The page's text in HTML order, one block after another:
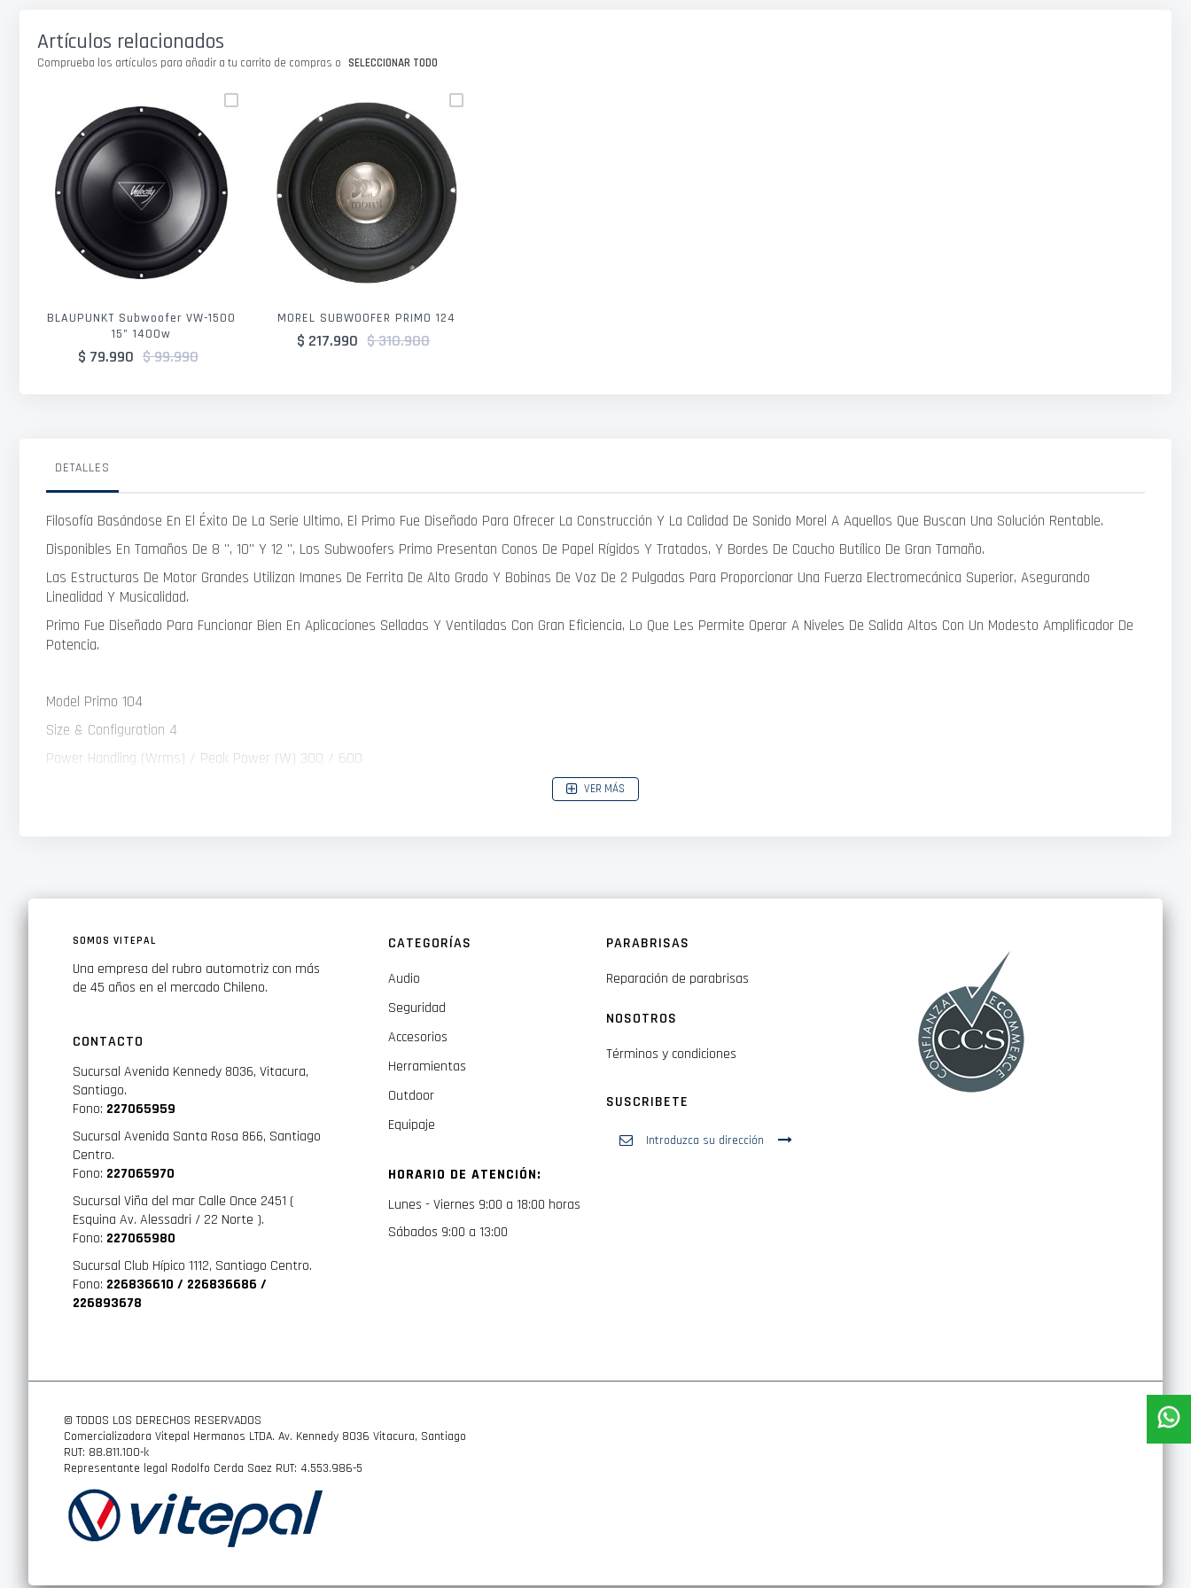
imágenes
Artículos relacionados
Comprueba los artículos para añadir a tu carrito de compras o SELECCIONAR TODO
BLAUPUNKT Subwoofer VW-1500
15" 1400w
$ 79.990 $ 99.990
MOREL SUBWOOFER PRIMO 124
$ 217.990 $ 310.900
DETALLES
Filosofía Basándose En El Éxito De La Serie Ultimo, El Primo Fue Diseñado Para Ofrecer La Construcción Y La Calidad De Sonido Morel A Aquellos Que Buscan Una Solución Rentable.
Disponibles En Tamaños De 8 ", 10" Y 12 ", Los Subwoofers Primo Presentan Conos De Papel Rígidos Y Tratados, Y Bordes De Caucho Butílico De Gran Tamaño.
Las Estructuras De Motor Grandes Utilizan Imanes De Ferrita De Alto Grado Y Bobinas De Voz De 2 Pulgadas Para Proporcionar Una Fuerza Electromecánica Superior, Asegurando
Linealidad Y Musicalidad.
Primo Fue Diseñado Para Funcionar Bien En Aplicaciones Selladas Y Ventiladas Con Gran Eficiencia, Lo Que Les Permite Operar A Niveles De Salida Altos Con Un Modesto Amplificador De
Potencia.
Model Primo 104
Size & Configuration 4
Power Handling (Wrms) / Peak Power (W) 300 / 600
VER MÁS
SOMOS VITEPAL
Una empresa del rubro automotriz con más
de 45 años en el mercado Chileno.
CONTACTO
Sucursal Avenida Kennedy 8036, Vitacura,
Santiago.
Fono: 227065959
Sucursal Avenida Santa Rosa 866, Santiago
Centro.
Fono: 227065970
Sucursal Viña del mar Calle Once 2451 (
Esquina Av. Alessadri / 22 Norte ).
Fono: 227065980
Sucursal Club Hípico 1112, Santiago Centro.
Fono: 226836610 / 226836686 /
226893678
CATEGORÍAS
Audio
Seguridad
Accesorios
Herramientas
Outdoor
Equipaje
HORARIO DE ATENCIÓN:
Lunes - Viernes 9:00 a 18:00 horas
Sábados 9:00 a 13:00
PARABRISAS
Reparación de parabrisas
NOSOTROS
Términos y condiciones
SUSCRIBETE
© TODOS LOS DERECHOS RESERVADOS
Comercializadora Vitepal Hermanos LTDA. Av. Kennedy 8036 Vitacura, Santiago
RUT: 88.811.100-k
Representante legal Rodolfo Cerda Saez RUT: 4.553.986-5